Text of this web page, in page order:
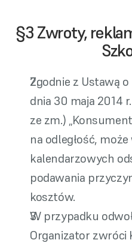
§3 Zwroty,
Zgodnie z Ustawą
dnia 30 maja 2014
ze zm.)
na odległość,
kalendarzowych
podawania
kosztów.
W przypadku
Organizator zwróci